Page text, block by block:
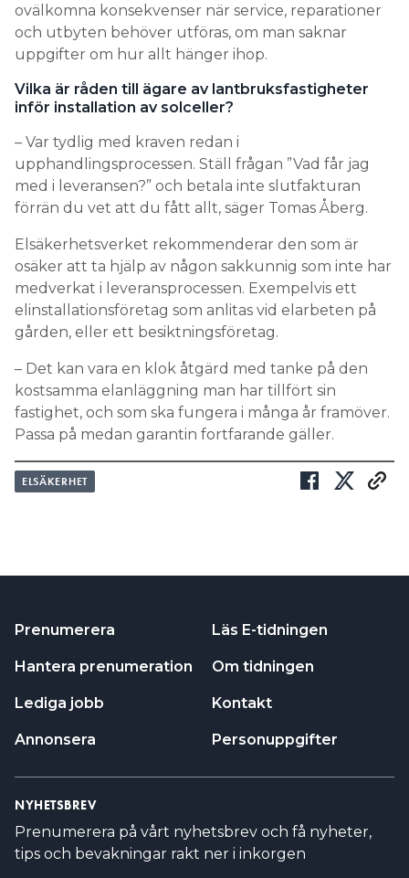
ovälkomna konsekvenser när service, reparationer
och utbyten behöver utföras, om man saknar
uppgifter om hur allt hänger ihop.
Vilka är råden till ägare av lantbruksfastigheter
inför installation av solceller?
– Var tydlig med kraven redan i
upphandlingsprocessen. Ställ frågan ”Vad får jag
med i leveransen?” och betala inte slutfakturan
förrän du vet att du fått allt, säger Tomas Åberg.
Elsäkerhetsverket rekommenderar den som är
osäker att ta hjälp av någon sakkunnig som inte har
medverkat i leveransprocessen. Exempelvis ett
elinstallationsföretag som anlitas vid elarbeten på
gården, eller ett besiktningsföretag.
– Det kan vara en klok åtgärd med tanke på den
kostsamma elanläggning man har tillfört sin
fastighet, och som ska fungera i många år framöver.
Passa på medan garantin fortfarande gäller.
ELSÄKERHET
Prenumerera
Hantera prenumeration
Lediga jobb
Annonsera
Läs E-tidningen
Om tidningen
Kontakt
Personuppgifter
NYHETSBREV
Prenumerera på vårt nyhetsbrev och få nyheter,
tips och bevakningar rakt ner i inkorgen